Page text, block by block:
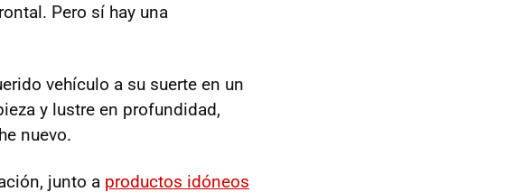
Pero sí hay una
vehículo a su suerte en un
y lustre en profundidad,
nuevo.
junto a productos idóneos